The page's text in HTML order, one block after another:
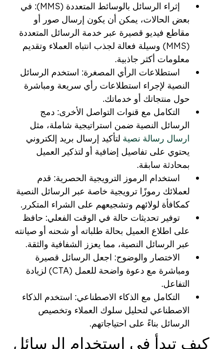
إثراء الرسائل بالوسائط المتعددة (MMS): في
بعض الحالات، يمكن أن يكون إرسال صور أو
مقاطع فيديو قصيرة عبر خدمة الرسائل المتعددة
(MMS) وسيلة فعالة لجذب انتباه العملاء وتقديم
معلومات أكثر جاذبية.
استطلاعات الرأي المصغرة: استخدم الرسائل
النصية لإجراء استطلاعات رأي سريعة ومباشرة
حول منتجاتك أو خدماتك.
التكامل مع قنوات التواصل الأخرى: دمج
الرسائل النصية ضمن استراتيجية شاملة، مثل
ارسال رسالة نصية لتأكيد إرسال بريد إلكتروني
يحتوي على تفاصيل إضافية أو لتذكير العميل
بمحادثة سابقة.
استخدام الرموز الترويجية الحصرية: قدم
لعملائك رموزًا ترويجية خاصة عبر الرسائل النصية
كمكافأة لولائهم وتشجيعهم على الشراء المتكرر.
توفير تحديثات حالة في الوقت الفعلي: حافظ
على اطلاع العميل بحالة طلباته أو شحنه أو صيانته
عبر الرسائل النصية، مما يعزز الشفافية والثقة.
الاختصار والوضوح: اجعل الرسائل قصيرة
ومباشرة مع دعوة واضحة للعمل (CTA) لزيادة
التفاعل.
التكامل مع الذكاء الاصطناعي: استخدم الذكاء
الاصطناعي لتحليل سلوك العملاء وتخصيص
الرسائل بناءً على احتياجاتهم.
كيف تبدأ في استخدام الرسائل